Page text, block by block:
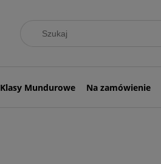
Klasy Mundurowe Na zamówienie